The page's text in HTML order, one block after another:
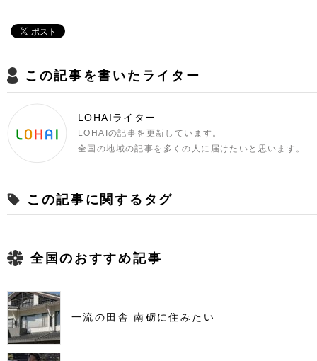
この記事を書いたライター
LOHAIライター
LOHAIの記事を更新しています。
全国の地域の記事を多くの人に届けたいと思います。
この記事に関するタグ
全国のおすすめ記事
一流の田舎 南砺に住みたい